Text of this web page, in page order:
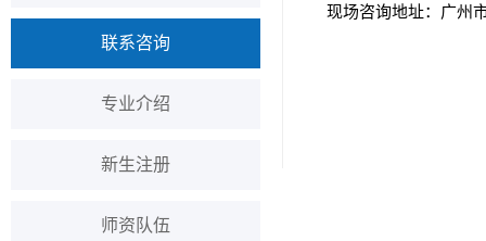
联系咨询
专业介绍
新生注册
师资队伍
现场咨询地址：广州